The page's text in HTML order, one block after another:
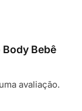
Bebê
avaliação.